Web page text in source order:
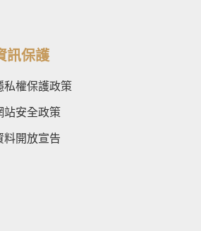
訊保護
私權保護政策
站安全政策
料開放宣告